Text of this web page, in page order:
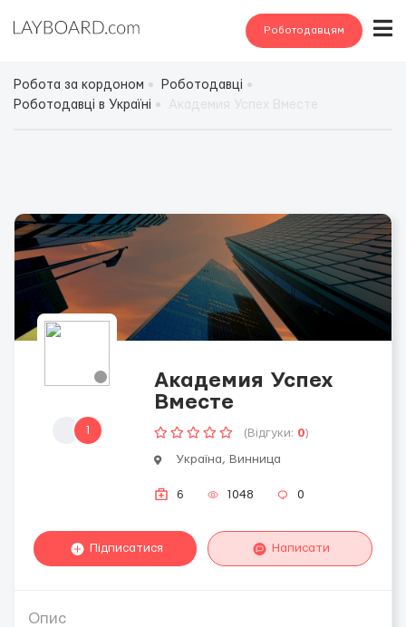
Роботодавцям
Робота за кордоном
Роботодавці
Роботодавці в Україні
1
Академия Успех
Вместе
(Відгуки: 0)
Україна, Винница
6 1048 0
Підписатися Написати
Опис